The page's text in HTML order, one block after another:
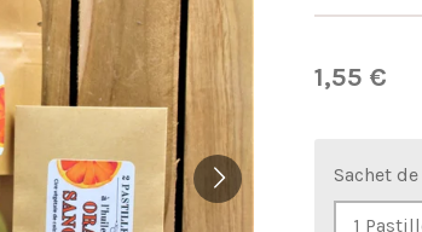
1,55 €
Sachet de